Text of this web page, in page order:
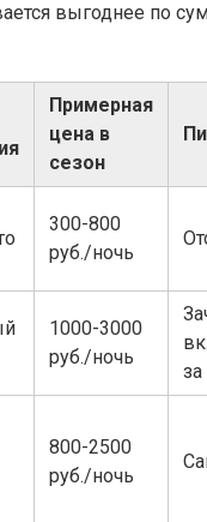
выгоднее по
Примерная
цена в
сезон
300-800
руб./ночь
1000-3000
руб./ночь
800-2500
руб./ночь